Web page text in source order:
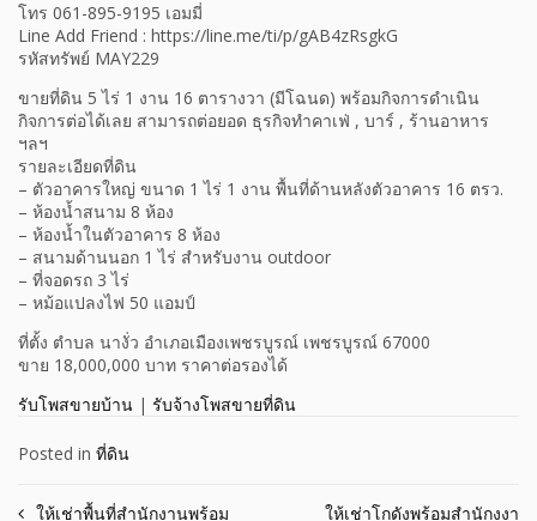
โทร 061-895-9195 เอมมี่
Line Add Friend : https://line.me/ti/p/gAB4zRsgkG
รหัสทรัพย์ MAY229
ขายที่ดิน 5 ไร่ 1 งาน 16 ตารางวา (มีโฉนด) พร้อมกิจการดำเนิน
กิจการต่อได้เลย สามารถต่อยอด ธุรกิจทำคาเฟ่ , บาร์ , ร้านอาหาร
ฯลฯ
รายละเอียดที่ดิน
– ตัวอาคารใหญ่ ขนาด 1 ไร่ 1 งาน พื้นที่ด้านหลังตัวอาคาร 16 ตรว.
– ห้องน้ำสนาม 8 ห้อง
– ห้องน้ำในตัวอาคาร 8 ห้อง
– สนามด้านนอก 1 ไร่ สำหรับงาน outdoor
– ที่จอดรถ 3 ไร่
– หม้อแปลงไฟ 50 แอมป์
ที่ตั้ง ตำบล นางั่ว อำเภอเมืองเพชรบูรณ์ เพชรบูรณ์ 67000
ขาย 18,000,000 บาท ราคาต่อรองได้
รับโพสขายบ้าน | รับจ้างโพสขายที่ดิน
Posted in ที่ดิน
ให้เช่าพื้นที่สำนักงานพร้อม
ให้เช่าโกดังพร้อมสำนักงงา